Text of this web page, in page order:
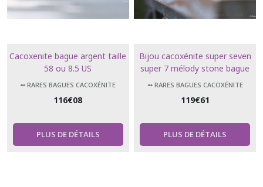
Cacoxenite bague argent taille
58 ou 8.5 US
➻ RARES BAGUES CACOXÉNITE
116€08
PLUS DE DÉTAILS
Bijou cacoxénite super seven
super 7 mélody stone bague
argent taille 60
➻ RARES BAGUES CACOXÉNITE
119€61
PLUS DE DÉTAILS